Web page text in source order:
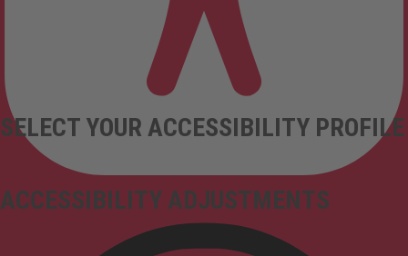
ACCESSIBILITY ADJUSTMENTS
SELECT YOUR ACCESSIBILITY PROFILE